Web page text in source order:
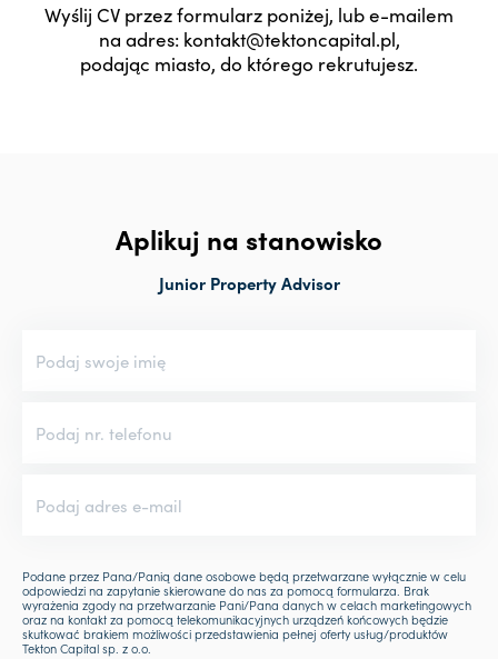
Wyślij CV przez formularz poniżej, lub e-mailem
na adres: kontakt@tektoncapital.pl,
podając miasto, do którego rekrutujesz.
Aplikuj na stanowisko
Junior Property Advisor
Podane przez Pana/Panią dane osobowe będą przetwarzane wyłącznie w celu
odpowiedzi na zapytanie skierowane do nas za pomocą formularza. Brak
wyrażenia zgody na przetwarzanie Pani/Pana danych w celach marketingowych
oraz na kontakt za pomocą telekomunikacyjnych urządzeń końcowych będzie
skutkować brakiem możliwości przedstawienia pełnej oferty usług/produktów
Tekton Capital sp. z o.o.